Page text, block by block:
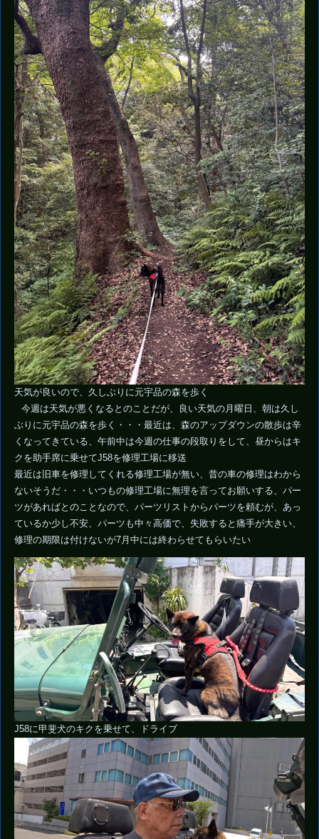
天気が良いので、久しぶりに元宇品の森を歩く
今週は天気が悪くなるとのことだが、良い天気の月曜日、朝は久し
ぶりに元宇品の森を歩く・・・最近は、森のアップダウンの散歩は辛
くなってきている、午前中は今週の仕事の段取りをして、昼からはキ
クを助手席に乗せてJ58を修理工場に移送
最近は旧車を修理してくれる修理工場が無い、昔の車の修理はわから
ないそうだ・・・いつもの修理工場に無理を言ってお願いする、パー
ツがあればとのことなので、パーツリストからパーツを頼むが、あっ
ているか少し不安、パーツも中々高価で、失敗すると痛手が大きい、
修理の期限は付けないが7月中には終わらせてもらいたい
J58に甲斐犬のキクを乗せて、ドライブ